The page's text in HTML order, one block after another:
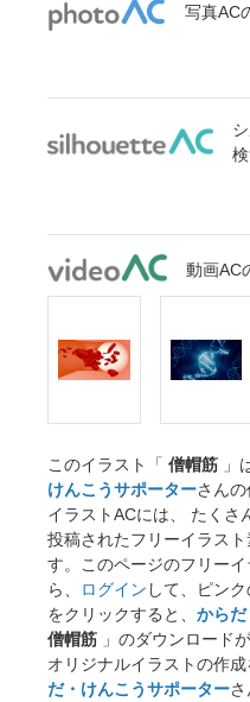
写真AC
動画AC
このイラスト「 僧帽筋 」
けんこうサポーターさんの
イラストACには、 たくさ
投稿されたフリーイラス
す。このページのフリー
ら、
ログイン して、ピン
をクリックすると、 から
僧帽筋 」のダウンロード
オリジナルイラストの作
だ・けんこうサポーターさ